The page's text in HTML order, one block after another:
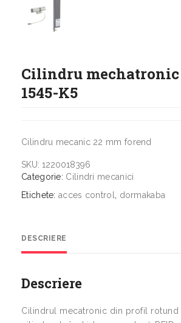
Cilindru
1545-K5
Cilindru mecanic 22 mm forend
SKU: 1220018396
Categorie: Cilindri mecanici
Etichete: acces control dormakaba
DESCRIERE
Descriere
Cilindrul mecatronic din profil rotund